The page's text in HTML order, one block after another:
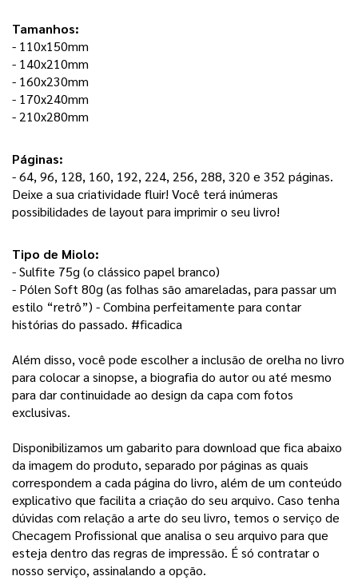
Tamanhos:
- 110x150mm
- 140x210mm
- 160x230mm
- 170x240mm
- 210x280mm
Páginas:
Deixe a sua criatividade fluir! Você terá inúmeras
possibilidades de layout para imprimir o seu livro!
Tipo de Miolo:
- Sulfite 75g (o clássico papel branco)
- Pólen Soft 80g (as folhas são amareladas, para passar um
estilo “retrô”) - Combina perfeitamente para contar
histórias do passado. #ficadica
Além disso, você pode escolher a inclusão de orelha no livro
para colocar a sinopse, a biografia do autor ou até mesmo
para dar continuidade ao design da capa com fotos
exclusivas.
Disponibilizamos um gabarito para download que fica abaixo
da imagem do produto, separado por páginas as quais
correspondem a cada página do livro, além de um conteúdo
explicativo que facilita a criação do seu arquivo. Caso tenha
dúvidas com relação a arte do seu livro, temos o serviço de
Checagem Profissional que analisa o seu arquivo para que
esteja dentro das regras de impressão. É só contratar o
nosso serviço, assinalando a opção.